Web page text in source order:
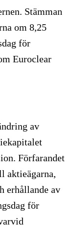
Stämman
om 8,25
för
Euroclear
av
Förfarandet
aktieägarna,
erhållande av
för